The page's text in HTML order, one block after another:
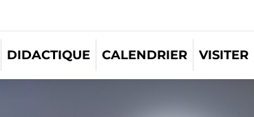
DIDACTIQUE CALENDRIER VISITER